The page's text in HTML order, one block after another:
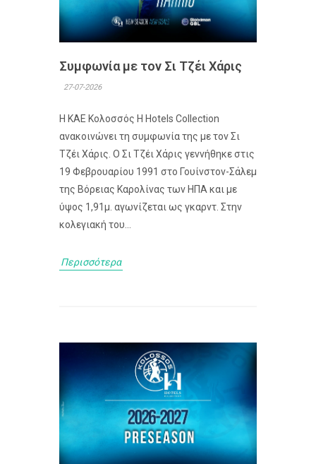
Συμφωνία με τον Σι Τζέι Χάρις
27-07-2026
Η ΚΑΕ Κολοσσός H Hotels Collection
ανακοινώνει τη συμφωνία της με τον Σι
Τζέι Χάρις. Ο Σι Τζέι Χάρις γεννήθηκε στις
19 Φεβρουαρίου 1991 στο Γουίνστον-Σάλεμ
της Βόρειας Καρολίνας των ΗΠΑ και με
ύψος 1,91μ. αγωνίζεται ως γκαρντ. Στην
κολεγιακή του...
Περισσότερα